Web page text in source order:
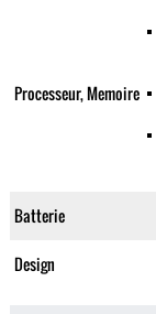
Processeur, Memoire
Batterie
Design